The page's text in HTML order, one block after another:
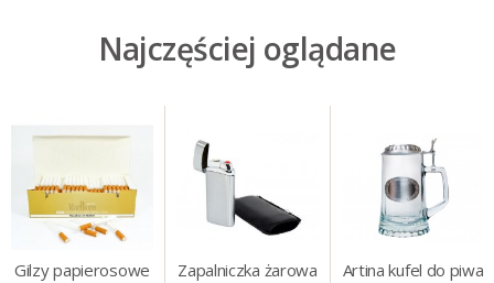
Najczęściej oglądane
Gilzy papierosowe
Zapalniczka żarowa
Artina kufel do piwa